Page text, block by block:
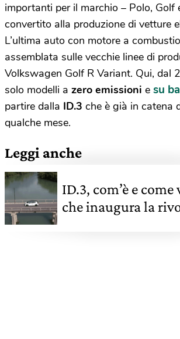
importanti per il marchio – Polo, Golf
convertito alla produzione di vetture
L’ultima auto con motore a
assemblata sulle vecchie linee di
Volkswagen Golf R Variant. Qui, dal
solo modelli a zero emissioni e su
partire dalla ID.3 che è già in catena
qualche mese.
Leggi anche
ID.3, com’è e
che inaugura la